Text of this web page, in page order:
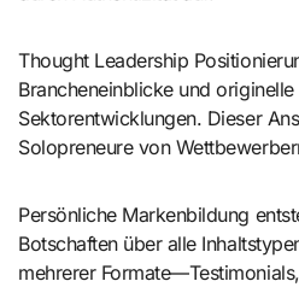
Thought Leadership
Brancheneinblicke und
Sektorentwicklungen. Dieser
Solopreneure von
Persönliche Markenbildung
Botschaften über alle
mehrerer